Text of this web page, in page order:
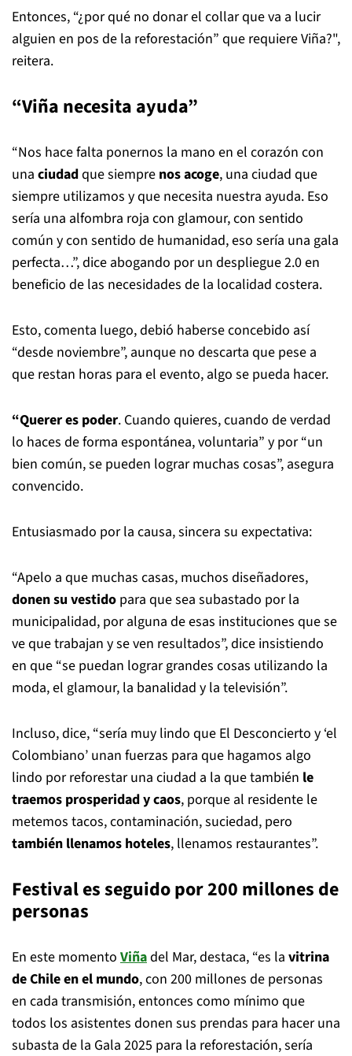
Entonces, “¿por qué no donar el collar que va a lucir
alguien en pos de la reforestación” que requiere Viña?",
reitera.
“Viña necesita ayuda”
“Nos hace falta ponernos la mano en el corazón con
una ciudadque siempre nos acoge, una ciudad que
siempre utilizamos y que necesita nuestra ayuda. Eso
sería una alfombra roja con glamour, con sentido
común y con sentido de humanidad, eso sería una gala
perfecta…”, dice abogando por un despliegue 2.0 en
beneficio de las necesidades de la localidad costera.
Esto, comenta luego, debió haberse concebido así
“desde noviembre”, aunque no descarta que pese a
que restan horas para el evento, algo se pueda hacer.
“Querer es poder. Cuando quieres, cuando de verdad
lo haces de forma espontánea, voluntaria” y por “un
bien común, se pueden lograr muchas cosas”, asegura
convencido.
Entusiasmado por la causa, sincera su expectativa:
“Apelo a que muchas casas, muchos diseñadores,
donen su vestido para que sea subastado por la
municipalidad, por alguna de esas instituciones que se
ve que trabajan y se ven resultados”, dice insistiendo
en que “se puedan lograr grandes cosas utilizando la
moda, el glamour, la banalidad y la televisión”.
Incluso, dice, “sería muy lindo que El Desconcierto y ‘el
Colombiano’ unan fuerzas para que hagamos algo
lindo por reforestar una ciudad a la que también le
traemos prosperidad y caos, porque al residente le
metemos tacos, contaminación, suciedad, pero
también llenamos hoteles, llenamos restaurantes”.
Festival es seguido por 200 millones de
personas
En este momento Viñadel Mar, destaca, “es la vitrina
de Chile en el mundo, con 200 millones de personas
en cada transmisión, entonces como mínimo que
todos los asistentes donen sus prendas para hacer una
subasta de la Gala 2025 para la reforestación, sería